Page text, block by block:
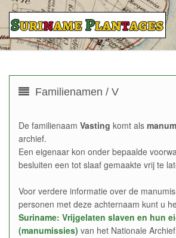
Familienamen / V
De familienaam Vasting komt als
archief.
Een eigenaar kon onder bepaalde
besluiten een tot slaaf gemaakte vrij te
Voor verdere informatie over de
personen met deze achternaam kunt u
Suriname: Vrijgelaten slaven en hun
(manumissies) van het Nationale